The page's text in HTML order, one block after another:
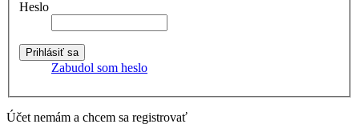
Heslo
Zabudol som heslo
Účet nemám a chcem sa registrovať